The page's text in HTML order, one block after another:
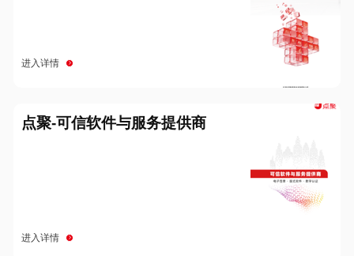
进入详情
点聚-可信软件与服务提供商
进入详情